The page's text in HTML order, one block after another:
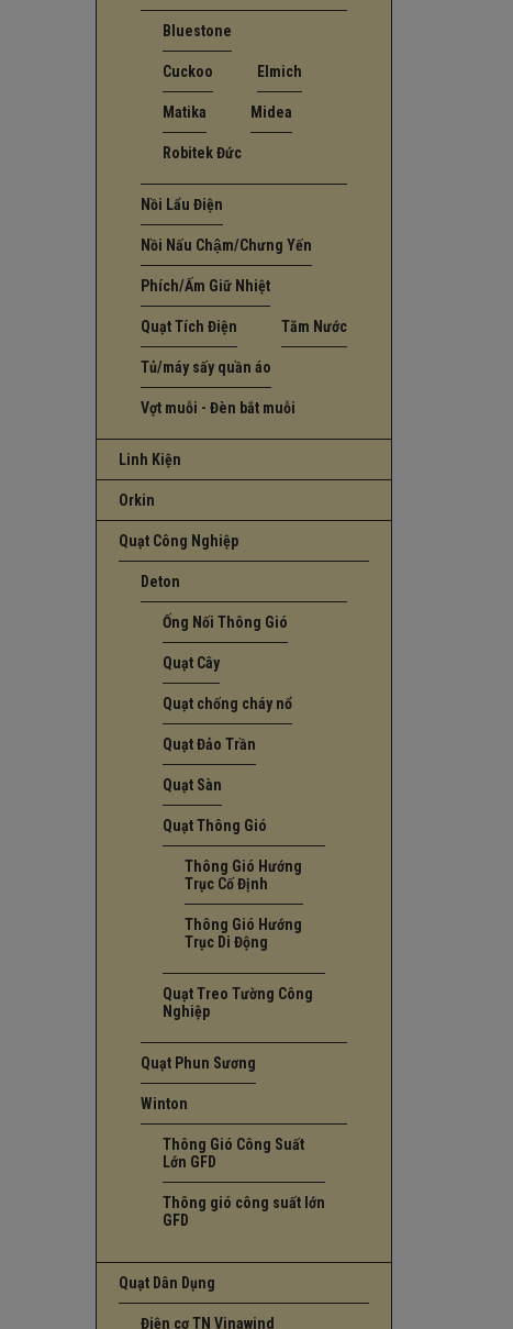
Bluestone
Cuckoo Elmich
Matika Midea
Robitek Đức
Nồi Lẩu Điện
Nồi Nấu Chậm/Chưng Yến
Phích/Ấm Giữ Nhiệt
Quạt Tích Điện Tăm Nước
Tủ/máy sấy quần áo
Vợt muỗi - Đèn bắt muỗi
Linh Kiện
Orkin
Quạt Công Nghiệp
Deton
Ống Nối Thông Gió
Quạt Cây
Quạt chống cháy nổ
Quạt Đảo Trần
Quạt Sàn
Quạt Thông Gió
Thông Gió Hướng
Trục Cố Định
Thông Gió Hướng
Trục Di Động
Quạt Treo Tường Công
Nghiệp
Quạt Phun Sương
Winton
Thông Gió Công Suất
Lớn GFD
Thông gió công suất lớn
GFD
Quạt Dân Dụng
Điện cơ TN Vinawind